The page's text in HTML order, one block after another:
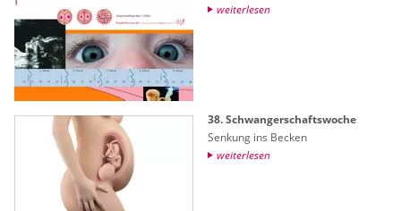
wei­ter­le­sen
38. Schwan­ger­schafts­wo­che
Sen­kung ins Be­cken
wei­ter­le­sen